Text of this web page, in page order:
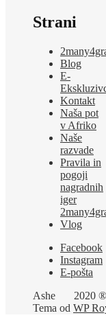
Strani
Blog
E-
Kontakt
Naša pot
v Afriko
Naše
razvade
Pravila in
pogoji
nagradnih
iger
Vlog
Facebook
Instagram
E-pošta
2020
Ashe
Tema od WP